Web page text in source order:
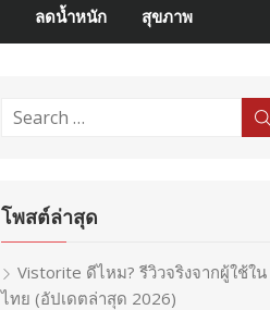
ลดน้ำหนัก สุขภาพ
Search
โพสต์ล่าสุด
Vistorite ดีไหม? รีวิวจริงจากผู้ใช้ใน
ไทย (อัปเดตล่าสุด 2026)